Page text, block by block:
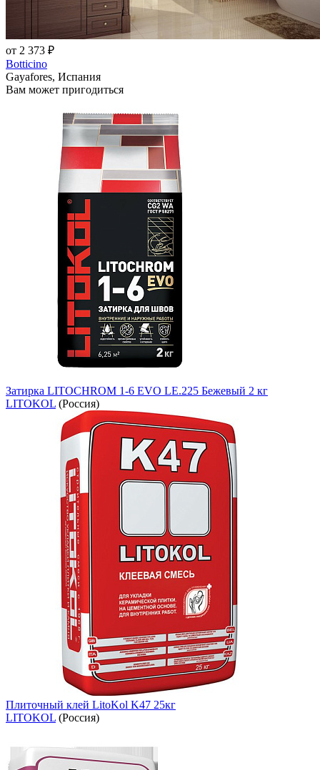
от 2 373 ₽
Botticino
Gayafores, Испания
Вам может пригодиться
Затирка LITOCHROM 1-6 EVO LE.225 Бежевый 2 кг
LITOKOL (Россия)
Плиточный клей LitoKol K47 25кг
LITOKOL (Россия)